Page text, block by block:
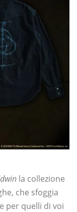
la collezione
che sfoggia
per quelli di voi